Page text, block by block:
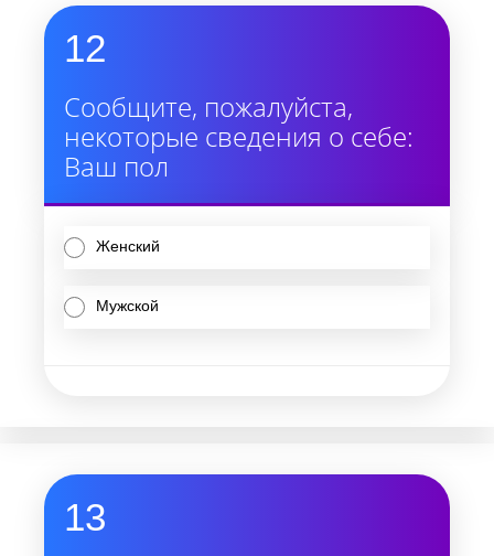
12
Сообщите, пожалуйста,
некоторые сведения о себе:
Ваш пол
Женский
Мужской
13